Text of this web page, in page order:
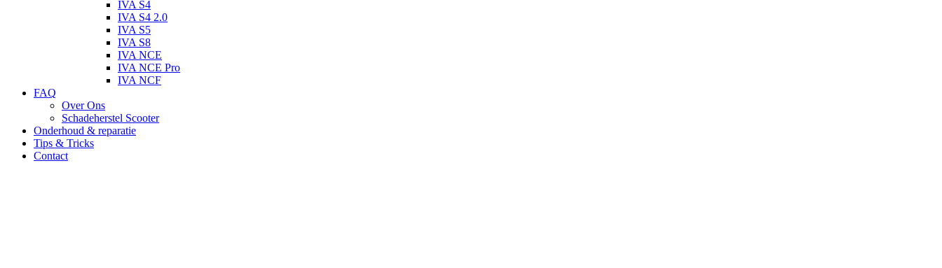
IVA S4
IVA S4 2.0
IVA S5
IVA S8
IVA NCE
IVA NCE Pro
IVA NCF
FAQ
Over Ons
Schadeherstel Scooter
Onderhoud & reparatie
Tips & Tricks
Contact